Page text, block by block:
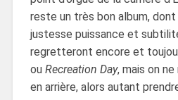
reste un très bon album,
justesse puissance et
regretteront encore et
ou Recreation Day, mais on
en arrière, alors autant